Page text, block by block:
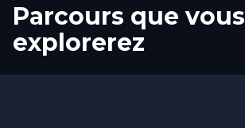
Parcours que vous
explorerez